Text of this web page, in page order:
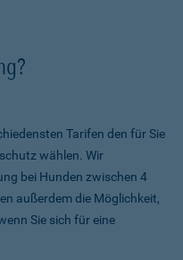
Tarifen den für Sie
wählen. Wir
bei Hunden zwischen 4
außerdem die Möglichkeit,
Sie sich für eine